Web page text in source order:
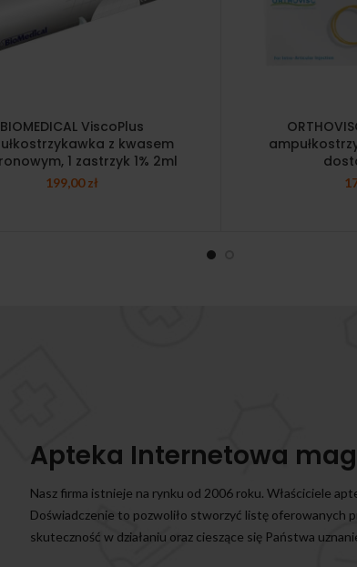
BIOMEDICAL ViscoPlus
z kwasem
1 zastrzyk 1% 2ml
199,00zł
Apteka Internetowa
Nasz firma istnieje na rynku od 2006 roku. Właściciele
Doświadczenie to pozwoliło stworzyć listę oferowanych
skuteczność w działaniu oraz cieszące się Państwa